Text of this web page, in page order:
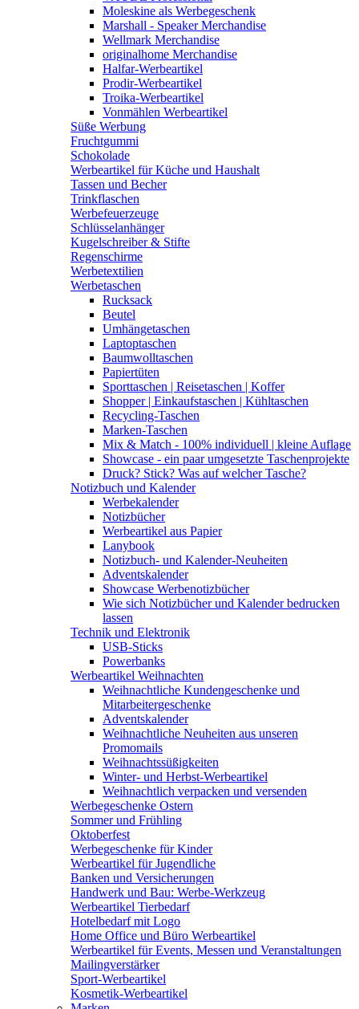
Moleskine als Werbegeschenk
Marshall - Speaker Merchandise
Wellmark Merchandise
originalhome Merchandise
Halfar-Werbeartikel
Prodir-Werbeartikel
Troika-Werbeartikel
Vonmählen Werbeartikel
Süße Werbung
Fruchtgummi
Schokolade
Werbeartikel für Küche und Haushalt
Tassen und Becher
Trinkflaschen
Werbefeuerzeuge
Schlüsselanhänger
Kugelschreiber & Stifte
Regenschirme
Werbetextilien
Werbetaschen
Rucksack
Beutel
Umhängetaschen
Laptoptaschen
Baumwolltaschen
Papiertüten
Sporttaschen | Reisetaschen | Koffer
Shopper | Einkaufstaschen | Kühltaschen
Recycling-Taschen
Marken-Taschen
Mix & Match - 100% individuell | kleine Auflage
Showcase - ein paar umgesetzte Taschenprojekte
Druck? Stick? Was auf welcher Tasche?
Notizbuch und Kalender
Werbekalender
Notizbücher
Werbeartikel aus Papier
Lanybook
Notizbuch- und Kalender-Neuheiten
Adventskalender
Showcase Werbenotizbücher
Wie sich Notizbücher und Kalender bedrucken
lassen
Technik und Elektronik
USB-Sticks
Powerbanks
Werbeartikel Weihnachten
Weihnachtliche Kundengeschenke und
Mitarbeitergeschenke
Adventskalender
Weihnachtliche Neuheiten aus unseren
Promomails
Weihnachtssüßigkeiten
Winter- und Herbst-Werbeartikel
Weihnachtlich verpacken und versenden
Werbegeschenke Ostern
Sommer und Frühling
Oktoberfest
Werbegeschenke für Kinder
Werbeartikel für Jugendliche
Banken und Versicherungen
Handwerk und Bau: Werbe-Werkzeug
Werbeartikel Tierbedarf
Hotelbedarf mit Logo
Home Office und Büro Werbeartikel
Werbeartikel für Events, Messen und Veranstaltungen
Mailingverstärker
Sport-Werbeartikel
Kosmetik-Werbeartikel